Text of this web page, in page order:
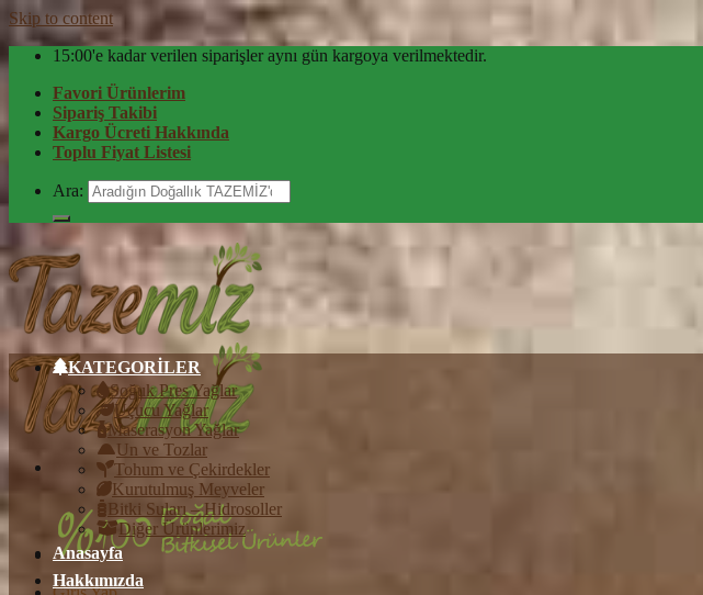
Skip to content
15:00'e kadar verilen siparişler aynı gün kargoya verilmektedir.
Favori Ürünlerim
Sipariş Takibi
Kargo Ücreti Hakkında
Toplu Fiyat Listesi
Ara:
KATEGORİLER
Soğuk Pres Yağlar
Uçucu Yağlar
Maserasyon Yağlar
Un ve Tozlar
Tohum ve Çekirdekler
Kurutulmuş Meyveler
Bitki Suları – Hidrosoller
Diğer Ürünlerimiz
Anasayfa
Hakkımızda